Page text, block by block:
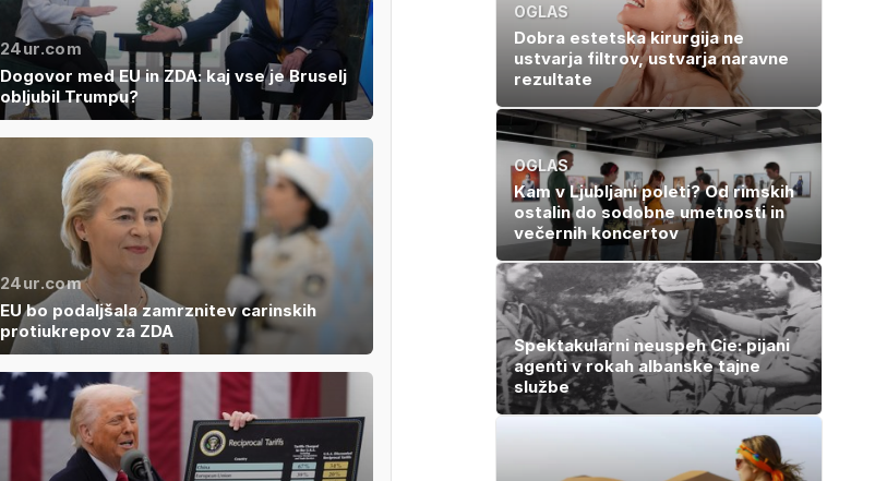
24ur.com
Dogovor med EU in ZDA: kaj vse je Bruselj
obljubil Trumpu?
24ur.com
EU bo podaljšala zamrznitev carinskih
protiukrepov za ZDA
OGLAS
Dobra estetska kirurgija ne
ustvarja filtrov, ustvarja naravne
rezultate
OGLAS
Kam v Ljubljani poleti? Od rimskih
ostalin do sodobne umetnosti in
večernih koncertov
Spektakularni neuspeh Cie: pijani
agenti v rokah albanske tajne
službe